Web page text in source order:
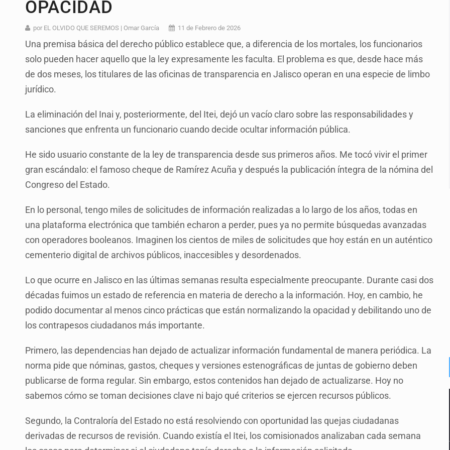
Ex policía es detenido por agresión y amenzas contra su pareja
Vecinos de Mirador de San Isidro denuncian tala; IJALVI lo niega
Reporta 627 acciones tras inundación en Balcones de Oblatos
SSPC, participa en búsqueda de Ricardo Cabezas Talavera
Capturan a secuestradora buscada desde 2012
OPACIDAD
por EL OLVIDO QUE SEREMOS | Omar García 11 de Febrero de 2026
Una premisa básica del derecho público establece que, a diferencia de los mortales, los funcionarios
solo pueden hacer aquello que la ley expresamente les faculta. El problema es que, desde hace más
de dos meses, los titulares de las oficinas de transparencia en Jalisco operan en una especie de limbo
jurídico.
La eliminación del Inai y, posteriormente, del Itei, dejó un vacío claro sobre las responsabilidades y
sanciones que enfrenta un funcionario cuando decide ocultar información pública.
He sido usuario constante de la ley de transparencia desde sus primeros años. Me tocó vivir el primer
gran escándalo: el famoso cheque de Ramírez Acuña y después la publicación íntegra de la nómina del
Congreso del Estado.
En lo personal, tengo miles de solicitudes de información realizadas a lo largo de los años, todas en
una plataforma electrónica que también echaron a perder, pues ya no permite búsquedas avanzadas
con operadores booleanos. Imaginen los cientos de miles de solicitudes que hoy están en un auténtico
cementerio digital de archivos públicos, inaccesibles y desordenados.
Lo que ocurre en Jalisco en las últimas semanas resulta especialmente preocupante. Durante casi dos
décadas fuimos un estado de referencia en materia de derecho a la información. Hoy, en cambio, he
podido documentar al menos cinco prácticas que están normalizando la opacidad y debilitando uno de
los contrapesos ciudadanos más importante.
Primero, las dependencias han dejado de actualizar información fundamental de manera periódica. La
norma pide que nóminas, gastos, cheques y versiones estenográficas de juntas de gobierno deben
publicarse de forma regular. Sin embargo, estos contenidos han dejado de actualizarse. Hoy no
sabemos cómo se toman decisiones clave ni bajo qué criterios se ejercen recursos públicos.
Segundo, la Contraloría del Estado no está resolviendo con oportunidad las quejas ciudadanas
derivadas de recursos de revisión. Cuando existía el Itei, los comisionados analizaban cada semana